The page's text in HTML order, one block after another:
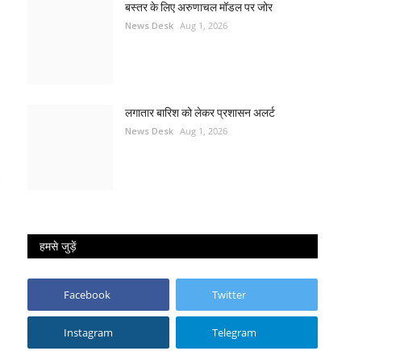
बस्तर के लिए अरुणाचल मॉडल पर जोर
News Desk Aug 1, 2026
लगातार बारिश को लेकर प्रशासन अलर्ट
News Desk Aug 1, 2026
हमसे जुड़ें
Facebook Twitter
Instagram Telegram